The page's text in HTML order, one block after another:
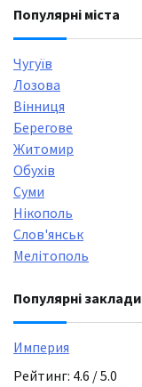
Популярні міста
Чугуїв
Лозова
Вінниця
Берегове
Житомир
Обухів
Суми
Нікополь
Слов'янськ
Мелітополь
Популярні заклади
Империя
Рейтинг: 4.6 / 5.0